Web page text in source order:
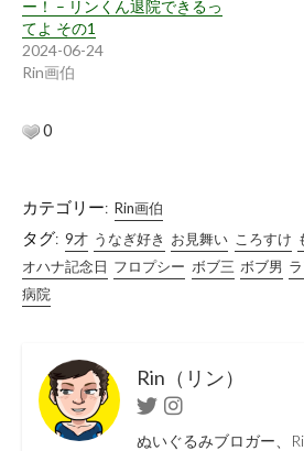
ー！ – リンくん退院できるっ
てよ その1
2024-06-24
Rin画伯
0
カテゴリー: Rin画伯
タグ: 9才 うなぎ好き お見舞い ころすけ
オハナ記念日 フロプシー ボブ三 ボブ男
病院
Rin（リン）
TwitterInstagram
ぬいぐるみブロガー、